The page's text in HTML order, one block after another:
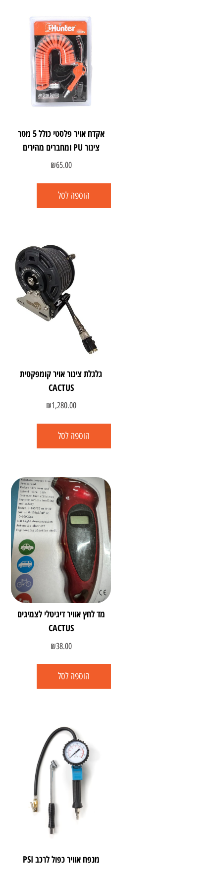
אקדח אויר פלסטי כולל 5 מטר
צינור PU ומחברים מהירים
₪65.00
הוספה לסל
גלגלת צינור אויר קומפקטית
CACTUS
₪1,280.00
הוספה לסל
מד לחץ אוויר דיגיטלי לצמיגים
CACTUS
₪38.00
הוספה לסל
מנפח אוויר כפול לרכב PSI